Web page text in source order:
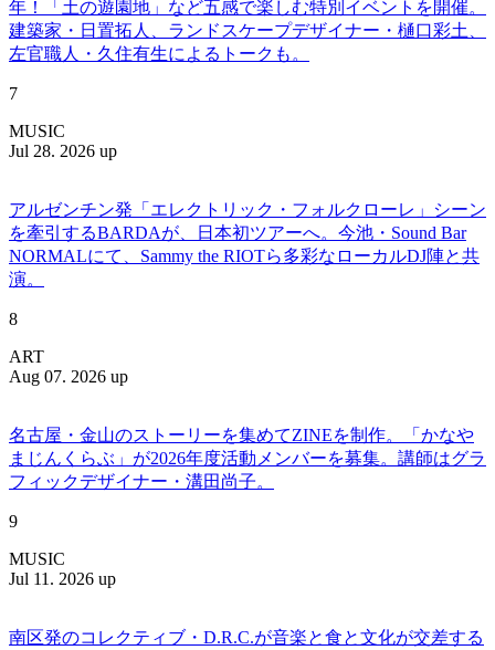
年！「土の遊園地」など五感で楽しむ特別イベントを開催。
建築家・日置拓人、ランドスケープデザイナー・樋口彩土、
左官職人・久住有生によるトークも。
7
MUSIC
Jul 28. 2026 up
アルゼンチン発「エレクトリック・フォルクローレ」シーン
を牽引するBARDAが、日本初ツアーへ。今池・Sound Bar
NORMALにて、Sammy the RIOTら多彩なローカルDJ陣と共
演。
8
ART
Aug 07. 2026 up
名古屋・金山のストーリーを集めてZINEを制作。「かなや
まじんくらぶ」が2026年度活動メンバーを募集。講師はグラ
フィックデザイナー・溝田尚子。
9
MUSIC
Jul 11. 2026 up
南区発のコレクティブ・D.R.C.が⾳楽と⾷と⽂化が交差する